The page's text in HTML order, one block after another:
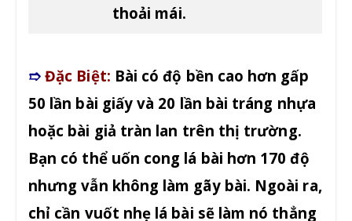
thoải mái.
➱Đặc Biệt: Bài có độ bền cao hơn gấp
50 lần bài giấy và 20 lần bài tráng nhựa
hoặc bài giả tràn lan trên thị trường.
Bạn có thể uốn cong lá bài hơn 170 độ
nhưng vẫn không làm gãy bài. Ngoài ra,
chỉ cần vuốt nhẹ lá bài sẽ làm nó thẳng